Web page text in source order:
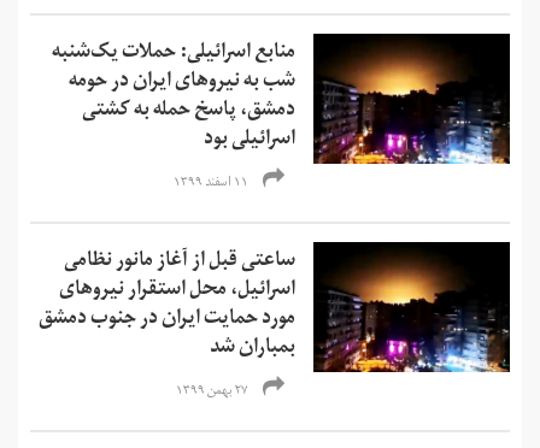
منابع اسرائیلی: حملات یک‌شنبه
شب به نیروهای ایران در حومه
دمشق، پاسخ حمله به کشتی
اسرائیلی بود
۱۱ اسفند ۱۳۹۹
ساعتی قبل از آغاز مانور نظامی
اسرائیل، محل استقرار نیروهای
مورد حمایت ایران در جنوب دمشق
بمباران شد
۲۷ بهمن ۱۳۹۹